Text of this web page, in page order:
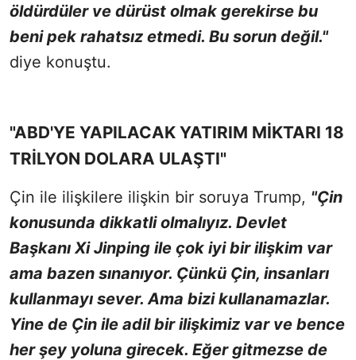
öldürdüler ve dürüst olmak gerekirse bu
beni pek rahatsız etmedi. Bu sorun değil."
diye konuştu.
"ABD'YE YAPILACAK YATIRIM MİKTARI 18
TRİLYON DOLARA ULAŞTI"
Çin ile ilişkilere ilişkin bir soruya Trump, "Çin
konusunda dikkatli olmalıyız. Devlet
Başkanı Xi Jinping ile çok iyi bir ilişkim var
ama bazen sınanıyor. Çünkü Çin, insanları
kullanmayı sever. Ama bizi kullanamazlar.
Yine de Çin ile adil bir ilişkimiz var ve bence
her şey yoluna girecek. Eğer gitmezse de